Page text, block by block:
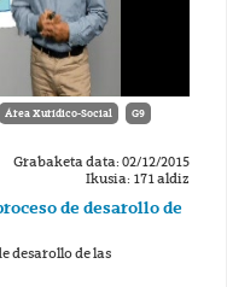
Área Xurídico-Social G9
Grabaketa data: 02/12/2015
Ikusia: 171 aldiz
de desarollo de
desarollo de las